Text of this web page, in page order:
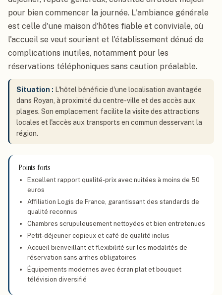
pour bien commencer la journée. L'ambiance générale
est celle d'une maison d'hôtes fiable et conviviale, où
l'accueil se veut souriant et l'établissement dénué de
complications inutiles, notamment pour les
réservations téléphoniques sans caution préalable.
Situation : L'hôtel bénéficie d'une localisation avantagée
dans Royan, à proximité du centre-ville et des accès aux
plages. Son emplacement facilite la visite des attractions
locales et l'accès aux transports en commun desservant la
région.
Points forts
Excellent rapport qualité-prix avec nuitées à moins de 50
euros
Affiliation Logis de France, garantissant des standards de
qualité reconnus
Chambres scrupuleusement nettoyées et bien entretenues
Petit-déjeuner copieux et café de qualité inclus
Accueil bienveillant et flexibilité sur les modalités de
réservation sans arrhes obligatoires
Équipements modernes avec écran plat et bouquet
télévision diversifié